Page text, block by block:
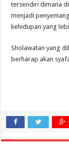
tersendiri dimana
menjadi
kehidupan yang
Sholawatan yang
berharap akan